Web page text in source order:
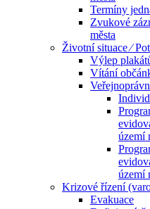
Termíny
Zvukové
města
Životní situace ⁄
Výlep
Vítání
území
území
Krizové řízení
Evakuace